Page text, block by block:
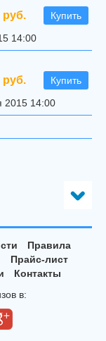
руб. Купить
14:00
руб. Купить
2015 14:00
Правила
Прайс-лист
Контакты
в: